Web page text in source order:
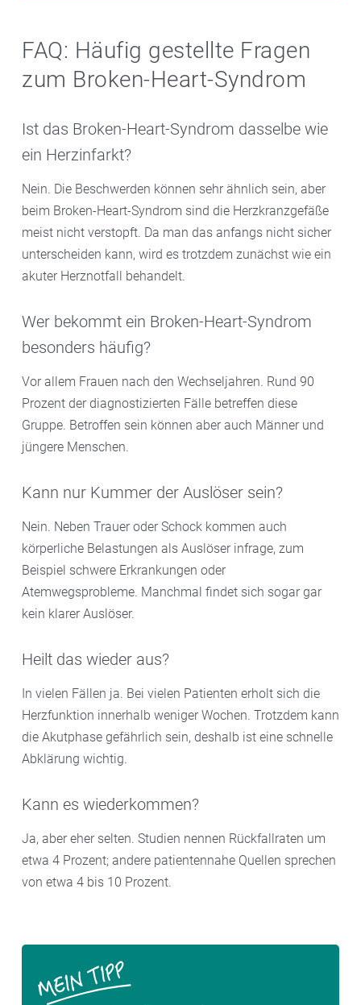
FAQ: Häufig gestellte Fragen
zum Broken-Heart-Syndrom
Ist das Broken-Heart-Syndrom dasselbe wie
ein Herzinfarkt?
Nein. Die Beschwerden können sehr ähnlich sein, aber
beim Broken-Heart-Syndrom sind die Herzkranzgefäße
meist nicht verstopft. Da man das anfangs nicht sicher
unterscheiden kann, wird es trotzdem zunächst wie ein
akuter Herznotfall behandelt.
Wer bekommt ein Broken-Heart-Syndrom
besonders häufig?
Vor allem Frauen nach den Wechseljahren. Rund 90
Prozent der diagnostizierten Fälle betreffen diese
Gruppe. Betroffen sein können aber auch Männer und
jüngere Menschen.
Kann nur Kummer der Auslöser sein?
Nein. Neben Trauer oder Schock kommen auch
körperliche Belastungen als Auslöser infrage, zum
Beispiel schwere Erkrankungen oder
Atemwegsprobleme. Manchmal findet sich sogar gar
kein klarer Auslöser.
Heilt das wieder aus?
In vielen Fällen ja. Bei vielen Patienten erholt sich die
Herzfunktion innerhalb weniger Wochen. Trotzdem kann
die Akutphase gefährlich sein, deshalb ist eine schnelle
Abklärung wichtig.
Kann es wiederkommen?
Ja, aber eher selten. Studien nennen Rückfallraten um
etwa 4 Prozent; andere patientennahe Quellen sprechen
von etwa 4 bis 10 Prozent.